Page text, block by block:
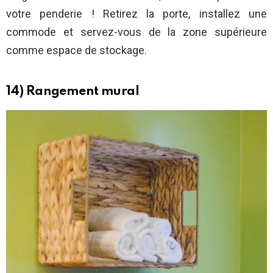
votre penderie ! Retirez la porte, installez une
commode et servez-vous de la zone supérieure
comme espace de stockage.
14) Rangement mural